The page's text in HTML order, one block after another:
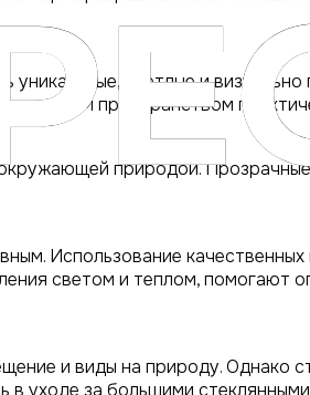
светлые и
внешним пространством
природой.
Использование
светом и теплом, помогают
и виды на природу. Однако